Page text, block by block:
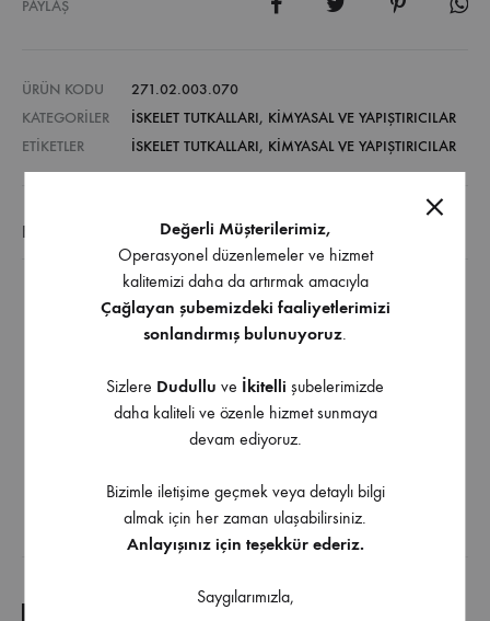
PAYLAŞ
ÜRÜN KODU
271.02.003.070
KATEGORILER
İSKELET TUTKALLARI, KİMYASAL VE YAPIŞTIRICILAR
ETIKETLER
İSKELET TUTKALLARI, KIMYASAL VE YAPIŞTIRICILAR
EK BILGI
APEL D3 İskelet Tutkalı yüksek yapıştırma gücüne
sahip, D3 normunda pvac. bazlı şeffaf ahşap tutkalıdır.
birisidir
APEL D3 İskelet Tutkalı, nem oranı yüksek olsa dahi
Çok kuvvetli bir tutkaldır.
İndirilebilir İçerik
Değerli Müşterilerimiz,
Operasyonel düzenlemeler ve hizmet
kalitemizi daha da artırmak amacıyla
Çağlayan şubemizdeki faaliyetlerimizi
sonlandırmış bulunuyoruz
Sizlere Dudullu ve İkitelli şubelerimizde
daha kaliteli ve özenle hizmet sunmaya
devam ediyoruz.
Bizimle iletişime geçmek veya detaylı bilgi
almak için her zaman ulaşabilirsiniz.
Anlayışınız için teşekkür ederiz.
Saygılarımızla,